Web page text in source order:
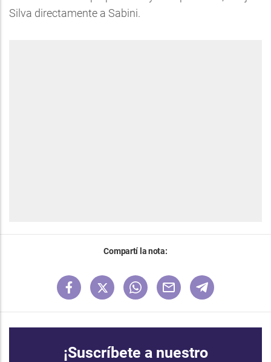
Silva directamente a Sabini.
Compartí la nota:
¡Suscríbete a nuestro